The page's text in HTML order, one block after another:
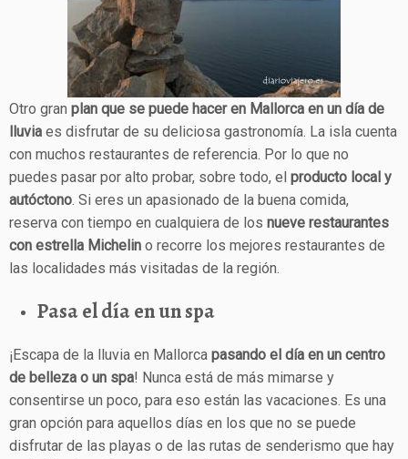
Otro gran plan que se puede hacer en Mallorca en un día de
lluvia es disfrutar de su deliciosa gastronomía. La isla cuenta
con muchos restaurantes de referencia. Por lo que no
puedes pasar por alto probar, sobre todo, el producto local y
autóctono. Si eres un apasionado de la buena comida,
reserva con tiempo en cualquiera de los nueve restaurantes
con estrella Michelin o recorre los mejores restaurantes de
las localidades más visitadas de la región.
Pasa el día en un spa
¡Escapa de la lluvia en Mallorca pasando el día en un centro
de belleza o un spa! Nunca está de más mimarse y
consentirse un poco, para eso están las vacaciones. Es una
gran opción para aquellos días en los que no se puede
disfrutar de las playas o de las rutas de senderismo que hay